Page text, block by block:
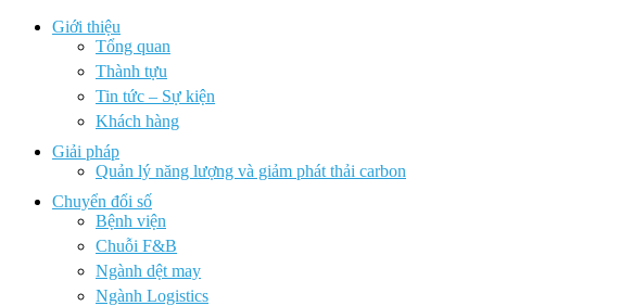
Giới thiệu
Tổng quan
Thành tựu
Tin tức – Sự kiện
Khách hàng
Giải pháp
Quản lý năng lượng và giảm phát thải carbon
Chuyển đổi số
Bệnh viện
Chuỗi F&B
Ngành dệt may
Ngành Logistics